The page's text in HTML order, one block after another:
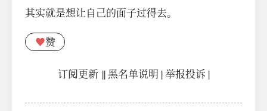
其实就是想让自己的面子过得去。
♥赞
订阅更新||黑名单说明 |举报投诉 |